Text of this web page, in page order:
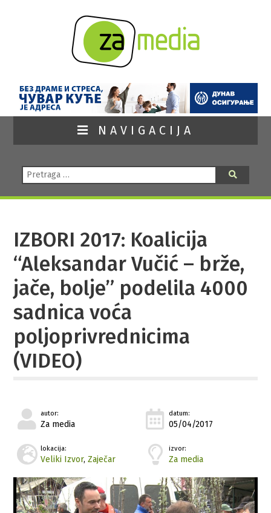
NAVIGACIJA
Pretraga:
IZBORI 2017: Koalicija
“Aleksandar Vučić – brže,
jače, bolje” podelila 4000
sadnica voća
poljoprivrednicima
(VIDEO)
autor:
Za media
datum:
05/04/2017
lokacija:
Veliki Izvor,Zaječar
izvor:
Za media